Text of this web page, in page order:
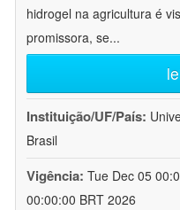
hidrogel na agricultura é
promissora, se...
Instituição/UF/País:
Brasil
Vigência: Tue Dec 05
00:00:00 BRT 2026